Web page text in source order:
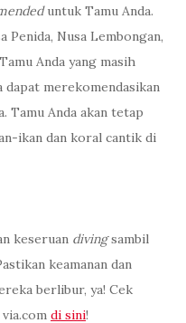
untuk Tamu Anda.
Penida, Nusa Lembongan,
Anda yang masih
dapat merekomendasikan
Tamu Anda akan tetap
ikan dan koral cantik di
keseruan divingsambil
keamanan dan
berlibur, ya! Cek
di sini!